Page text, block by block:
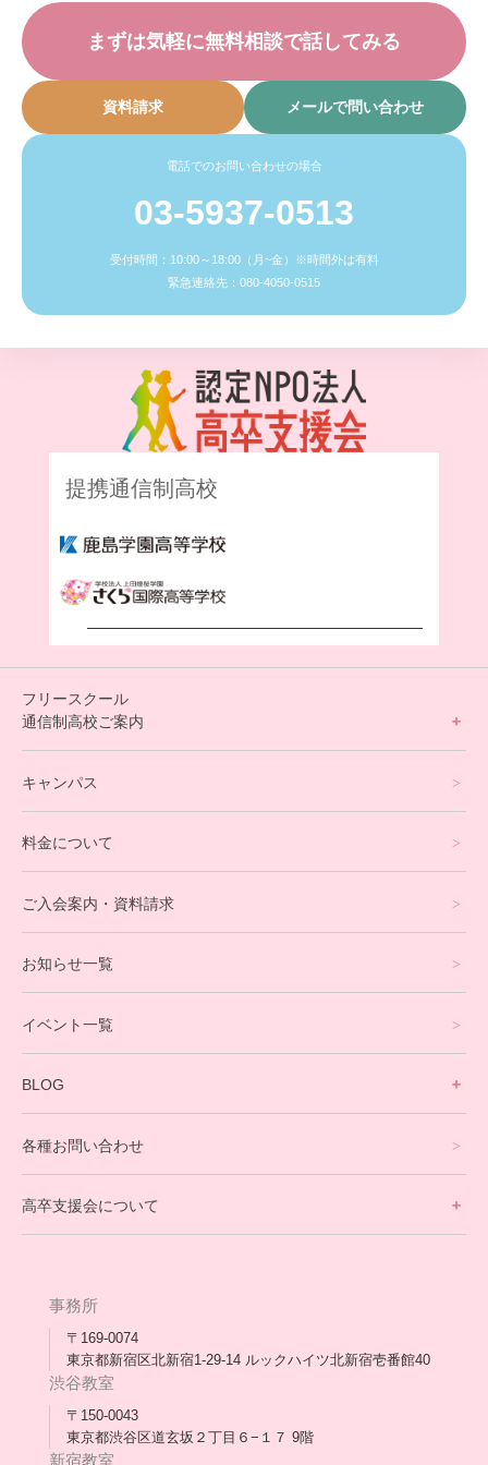
まずは気軽に無料相談で話してみる
資料請求 メールで問い合わせ
電話でのお問い合わせの場合
03-5937-0513
受付時間：10:00～18:00（月~金）※時間外は有料
緊急連絡先：080-4050-0515
提携通信制高校
フリースクール
通信制高校ご案内
オンラインコース
eスポーツコース
就労支援コース
英会話・海外留学コース
寮生活サポート
卒業生の今
[家庭訪問カウンセリング]
キャンパス
料金について
ご入会案内・資料請求
お知らせ一覧
イベント一覧
BLOG
保護者交流だより一覧
会長コラム一覧
各種お問い合わせ
高卒支援会について
メディア出演
スタッフ紹介
事務所
〒169-0074
東京都新宿区北新宿1-29-14 ルックハイツ北新宿壱番館40
渋谷教室
〒150-0043
東京都渋谷区道玄坂２丁目６−１７ 9階
新宿教室